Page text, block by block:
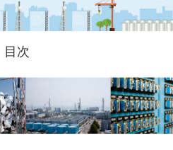
目次